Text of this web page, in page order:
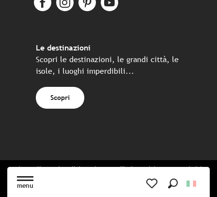
menu
Le destinazioni
Scopri le destinazioni, le grandi città, le
isole, i luoghi imperdibili...
Scopri
Sito realizzato in collaborazione con l'insieme dei partner turistici